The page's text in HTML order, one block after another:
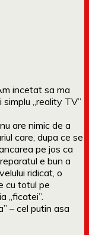
incetat sa ma
„reality TV”
are nimic de a
care, dupa ce se
pe jos ca
e bun a
ridicat, o
cu totul pe
„ficatei”.
– cel putin asa